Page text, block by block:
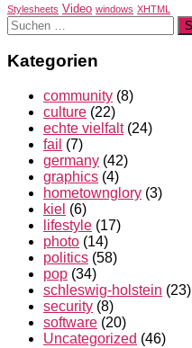
Stylesheets Video windows XHTML
Suchen
nach:
Kategorien
community (8)
culture (22)
echte vielfalt(24)
fail (7)
germany (42)
graphics (4)
hometownglory (3)
kiel (6)
lifestyle (17)
photo (14)
politics (58)
pop (34)
schleswig-holstein (23)
security (8)
software (20)
Uncategorized (46)